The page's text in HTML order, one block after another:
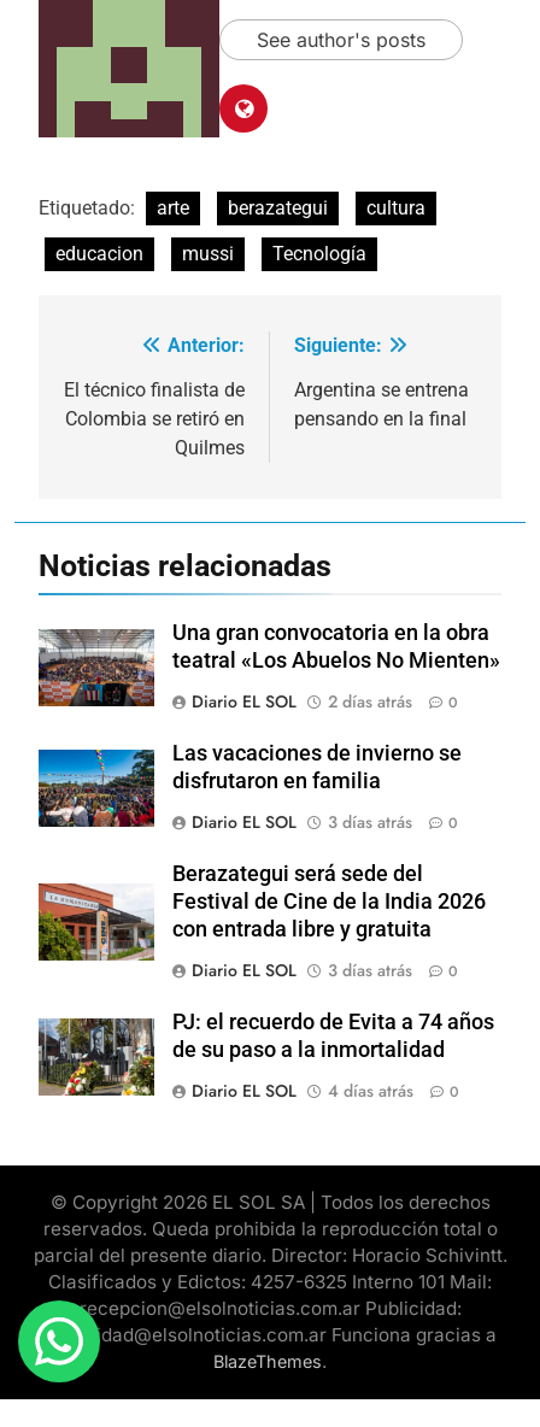
See author's posts
Etiquetado: arte berazategui
cultura
educacion
mussi Tecnología
Navegación
de
entradas
Anterior:
El técnico finalista de
Colombia se retiró en
Quilmes
Siguiente:
Argentina se entrena
pensando en la final
Noticias relacionadas
Una gran convocatoria en la obra
teatral «Los Abuelos No Mienten»
Diario EL SOL
2 días atrás 0
Las vacaciones de invierno se
disfrutaron en familia
Diario EL SOL
3 días atrás 0
Berazategui será sede del
Festival de Cine de la India 2026
con entrada libre y gratuita
Diario EL SOL
3 días atrás 0
PJ: el recuerdo de Evita a 74 años
de su paso a la inmortalidad
Diario EL SOL
4 días atrás 0
© Copyright 2026 EL SOL SA | Todos los derechos
reservados. Queda prohibida la reproducción total o
parcial del presente diario. Director: Horacio Schivintt.
Clasificados y Edictos: 4257-6325 Interno 101 Mail:
recepcion@elsolnoticias.com.ar Publicidad:
publicidad@elsolnoticias.com.ar Funciona gracias a
BlazeThemes.